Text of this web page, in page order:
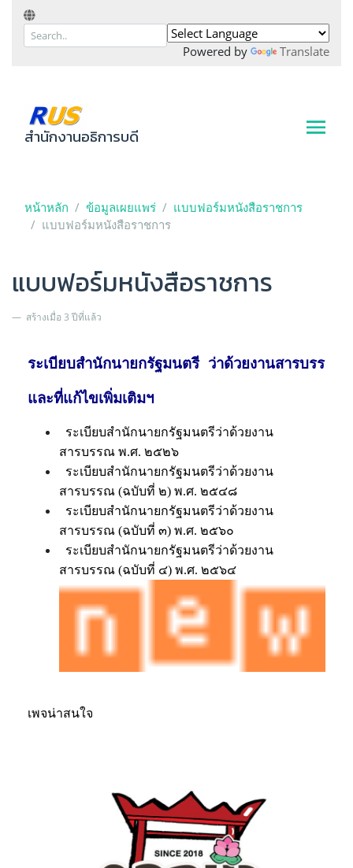
Powered by Translate
สำนักงานอธิการบดี
หน้าหลัก ข้อมูลเผยแพร่
แบบฟอร์มหนังสือราชการ
แบบฟอร์มหนังสือราชการ
แบบฟอร์มหนังสือราชการ
สร้างเมื่อ 3 ปีที่แล้ว
ระเบียบสำนักนายกรัฐมนตรี ว่าด้วยงานสารบร
และที่แก้ไขเพิ่มเติมฯ
ระเบียบสำนักนายกรัฐมนตรีว่าด้วยงาน
สารบรรณ พ.ศ. ๒๕๒๖
ระเบียบสำนักนายกรัฐมนตรีว่าด้วยงาน
สารบรรณ (ฉบับที่ ๒) พ.ศ. ๒๕๔๘
ระเบียบสำนักนายกรัฐมนตรีว่าด้วยงาน
สารบรรณ (ฉบับที่ ๓) พ.ศ. ๒๕๖๐
ระเบียบสำนักนายกรัฐมนตรีว่าด้วยงาน
สารบรรณ (ฉบับที่ ๔) พ.ศ. ๒๕๖๔
เพจน่าสนใจ